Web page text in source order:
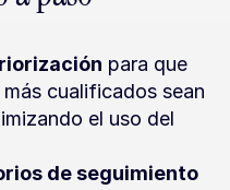
para que
cualificados sean
el uso del
de seguimiento